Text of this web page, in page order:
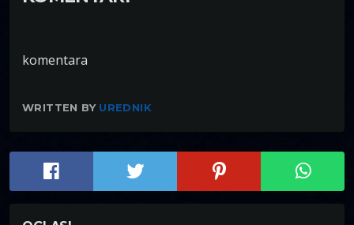
komentara
WRITTEN BY UREDNIK